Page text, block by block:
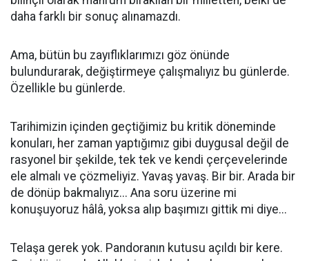
daha farklı bir sonuç alınamazdı.
Ama, bütün bu zayıflıklarımızı göz önünde
bulundurarak, değiştirmeye çalışmalıyız bu günlerde.
Özellikle bu günlerde.
Tarihimizin içinden geçtiğimiz bu kritik döneminde
konuları, her zaman yaptığımız gibi duygusal değil de
rasyonel bir şekilde, tek tek ve kendi çerçevelerinde
ele almalı ve çözmeliyiz. Yavaş yavaş. Bir bir. Arada bir
de dönüp bakmalıyız... Ana soru üzerine mi
konuşuyoruz hâlâ, yoksa alıp başımızı gittik mi diye...
Telaşa gerek yok. Pandoranın kutusu açıldı bir kere.